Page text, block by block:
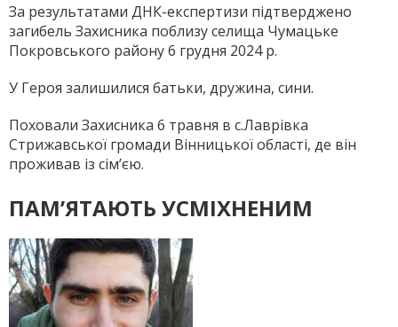
За результатами ДНК-експертизи підтверджено
загибель Захисника поблизу селища Чумацьке
Покровського району 6 грудня 2024 р.
У Героя залишилися батьки, дружина, сини.
Поховали Захисника 6 травня в с.Лаврівка
Стрижавської громади Вінницької області, де він
проживав із сім’єю.
ПАМ’ЯТАЮТЬ УСМІХНЕНИМ